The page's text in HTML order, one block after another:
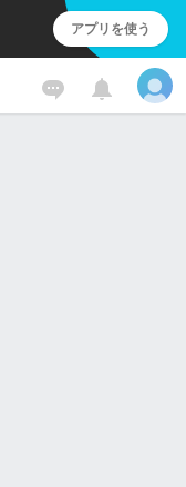
アプリを使う